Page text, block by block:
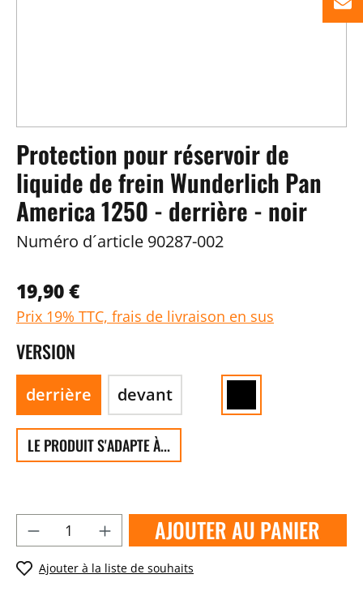
Protection pour réservoir de
liquide de frein Wunderlich Pan
America 1250 - derrière - noir
Numéro d´article 90287-002
19,90 €
Prix 19% TTC, frais de livraison en sus
VERSION
derrière devant
LE PRODUIT S'ADAPTE À...
AJOUTER AU PANIER
Ajouter à la liste de souhaits